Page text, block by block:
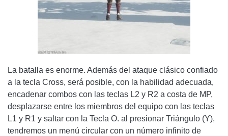
La batalla es enorme. Además del ataque clásico confiado
a la tecla Cross, será posible, con la habilidad adecuada,
encadenar combos con las teclas L2 y R2 a costa de MP,
desplazarse entre los miembros del equipo con las teclas
L1 y R1 y saltar con la Tecla O. al presionar Triángulo (Y),
tendremos un menú circular con un número infinito de